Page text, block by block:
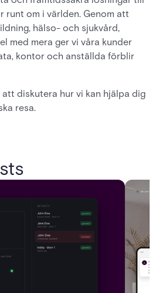
runt om i världen. Genom att
hälso- och sjukvård,
med mera ger vi våra kunder
kontor och anställda förblir
diskutera hur vi kan hjälpa dig
resa.